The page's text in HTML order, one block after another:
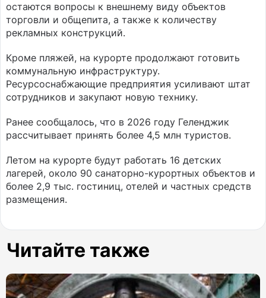
остаются вопросы к внешнему виду объектов
торговли и общепита, а также к количеству
рекламных конструкций.
Кроме пляжей, на курорте продолжают готовить
коммунальную инфраструктуру.
Ресурсоснабжающие предприятия усиливают штат
сотрудников и закупают новую технику.
Ранее сообщалось, что в 2026 году Геленджик
рассчитывает принять более 4,5 млн туристов.
Летом на курорте будут работать 16 детских
лагерей, около 90 санаторно-курортных объектов и
более 2,9 тыс. гостиниц, отелей и частных средств
размещения.
Читайте также